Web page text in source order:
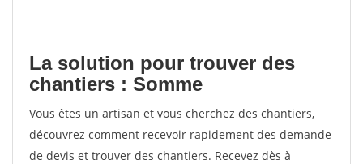
La solution pour trouver des
chantiers : Somme
Vous êtes un artisan et vous cherchez des chantiers,
découvrez comment recevoir rapidement des demande
de devis et trouver des chantiers. Recevez dès à